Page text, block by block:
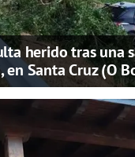
herido tras una
en Santa Cruz (O